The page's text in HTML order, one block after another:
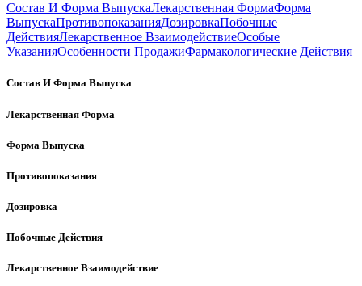
Состав И Форма ВыпускаЛекарственная ФормаФорма
ВыпускаПротивопоказанияДозировкаПобочные
ДействияЛекарственное ВзаимодействиеОсобые
УказанияОсобенности ПродажиФармакологические Действия
Состав И Форма Выпуска
Лекарственная Форма
Форма Выпуска
Противопоказания
Дозировка
Побочные Действия
Лекарственное Взаимодействие